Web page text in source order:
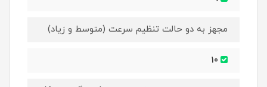
مجهز به دو حالت تنظیم سرعت (متوسط و زیاد)